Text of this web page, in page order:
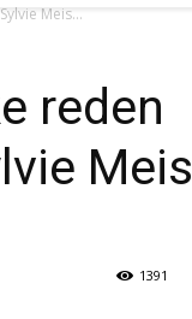
Meis...
reden
Meis
1391